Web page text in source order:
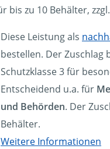
bis zu 10 Behälter,
Diese Leistung als
bestellen. Der Zuschlag
Schutzklasse 3 für
Entscheidend u.a. für
und Behörden. Der
Behälter.
Weitere Informationen